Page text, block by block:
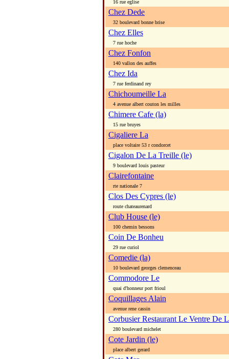
16 rue eglise
Chez Dede
32 boulevard bonne brise
Chez Elles
7 rue hoche
Chez Fonfon
140 vallon des auffes
Chez Ida
7 rue ferdinand rey
Chichoumeille La
4 avenue albert couton les milles
Chimere Cafe (la)
15 rue bruyes
Cigaliere La
place voltaire 53 r condorcet
Cigalon De La Treille (le)
9 boulevard louis pasteur
Clairefontaine
rte nationale 7
Clos Des Cypres (le)
route chateaurenard
Club House (le)
100 chemin bessons
Coin De Bonheu
29 rue curiol
Comedie (la)
10 boulevard georges clemenceau
Commodore Le
quai d'honneur port frioul
Coquillages Alain
avenue rene cassin
Corbusier Restaurant Le Ventre De
280 boulevard michelet
Cote Jardin (le)
place albert gerard